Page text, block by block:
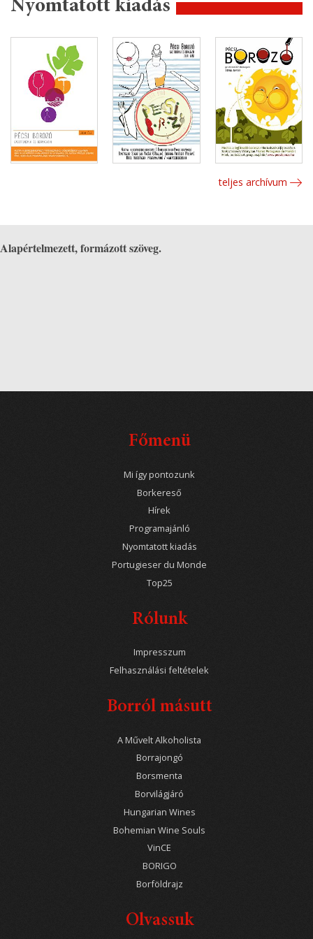
Nyomtatott kiadás
teljes archívum
Alapértelmezett, formázott szöveg.
Főmenü
Mi így pontozunk
Borkereső
Hírek
Programajánló
Nyomtatott kiadás
Portugieser du Monde
Top25
Rólunk
Impresszum
Felhasználási feltételek
Borról másutt
A Művelt Alkoholista
Borrajongó
Borsmenta
Borvilágjáró
Hungarian Wines
Bohemian Wine Souls
VinCE
BORIGO
Borföldrajz
Olvassuk